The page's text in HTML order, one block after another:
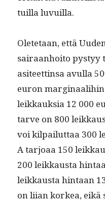
tu­il­la luvuilla.
Olete­taan, että
sairaan­hoito
a­siteet­tin­sa avul­la
euron
leikkauk­sia 12 000
tarve on 800
voi kil­pailut­taa 300
A tar­joaa 150
200 leikkaus­ta
leikkaus­ta hin­taan
on liian korkea, eikä